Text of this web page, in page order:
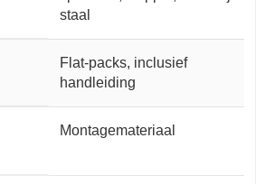
staal
Flat-packs, inclusief
handleiding
Montagemateriaal